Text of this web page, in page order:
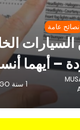
نصائح عامة
– أيهما
1 سنة AGO